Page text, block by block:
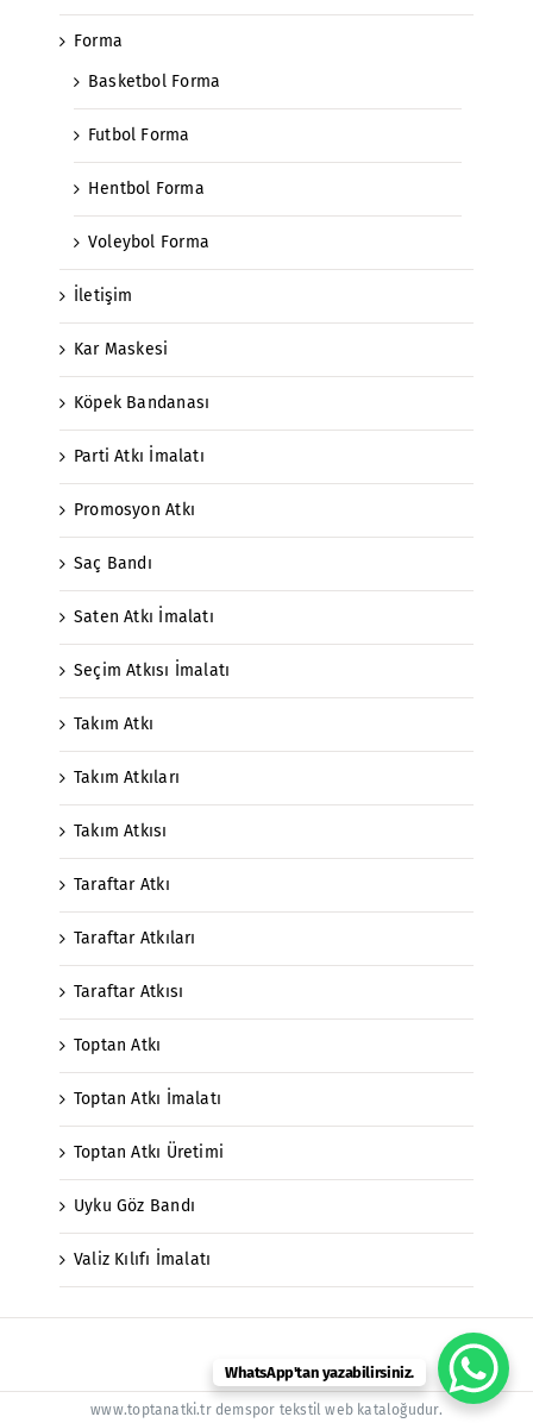
Forma
Basketbol Forma
Futbol Forma
Hentbol Forma
Voleybol Forma
İletişim
Kar Maskesi
Köpek Bandanası
Parti Atkı İmalatı
Promosyon Atkı
Saç Bandı
Saten Atkı İmalatı
Seçim Atkısı İmalatı
Takım Atkı
Takım Atkıları
Takım Atkısı
Taraftar Atkı
Taraftar Atkıları
Taraftar Atkısı
Toptan Atkı
Toptan Atkı İmalatı
Toptan Atkı Üretimi
Uyku Göz Bandı
Valiz Kılıfı İmalatı
www.toptanatki.tr demspor tekstil web kataloğudur.
WhatsApp'tan yazabilirsiniz.